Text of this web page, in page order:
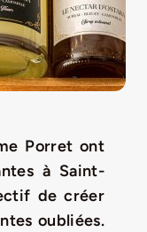
Porret ont
à Saint-
de créer
oubliées.